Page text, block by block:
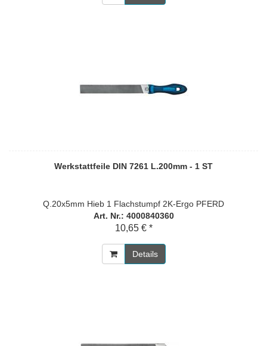
Werkstattfeile DIN 7261 L.200mm - 1 ST
Q.20x5mm Hieb 1 Flachstumpf 2K-Ergo PFERD
Art. Nr.: 4000840360
10,65 € *
Details